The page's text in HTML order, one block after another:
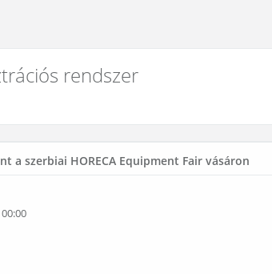
rendszer
szerbiai HORECA Equipment Fair vásáron